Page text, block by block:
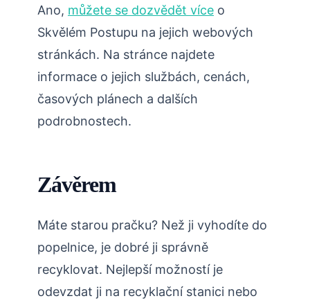
Ano, můžete se dozvědět více o
Skvělém Postupu na jejich webových
stránkách. Na stránce najdete
informace o jejich službách, cenách,
časových plánech a dalších
podrobnostech.
Závěrem
Máte starou pračku? Než ji vyhodíte do
popelnice, je dobré ji správně
recyklovat. Nejlepší možností je
odevzdat ji na recyklační stanici nebo